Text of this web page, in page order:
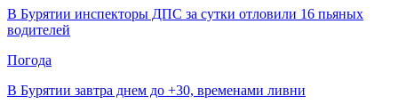
В Бурятии инспекторы ДПС за сутки отловили 16 пьяных
водителей
Погода
В Бурятии завтра днем до +30, временами ливни